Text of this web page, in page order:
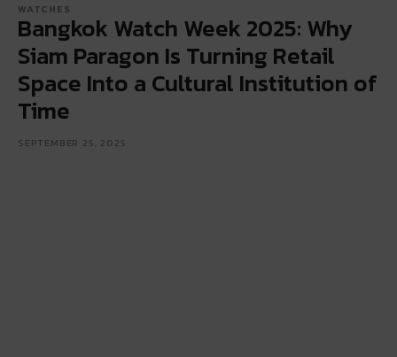
WATCHES
Bangkok Watch Week 2025: Why
Siam Paragon Is Turning Retail
Space Into a Cultural Institution of
Time
SEPTEMBER 25, 2025